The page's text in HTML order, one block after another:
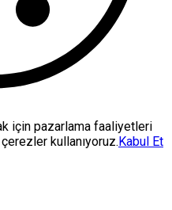
için pazarlama faaliyetleri
kullanıyoruz.Kabul Et